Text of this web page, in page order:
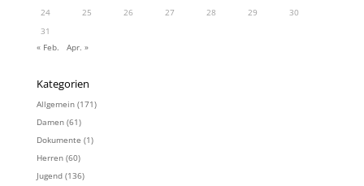
24
25 26 27 28 29
30
31
« Feb.
Apr. »
Kategorien
Allgemein(171)
Damen(61)
Dokumente (1)
Herren(60)
Jugend(136)